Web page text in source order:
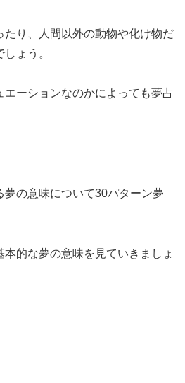
たり、人間以外の動物や化け物だ
ょう。
ーションなのかによっても夢占
夢の意味について30パターン夢
本的な夢の意味を見ていきましょ